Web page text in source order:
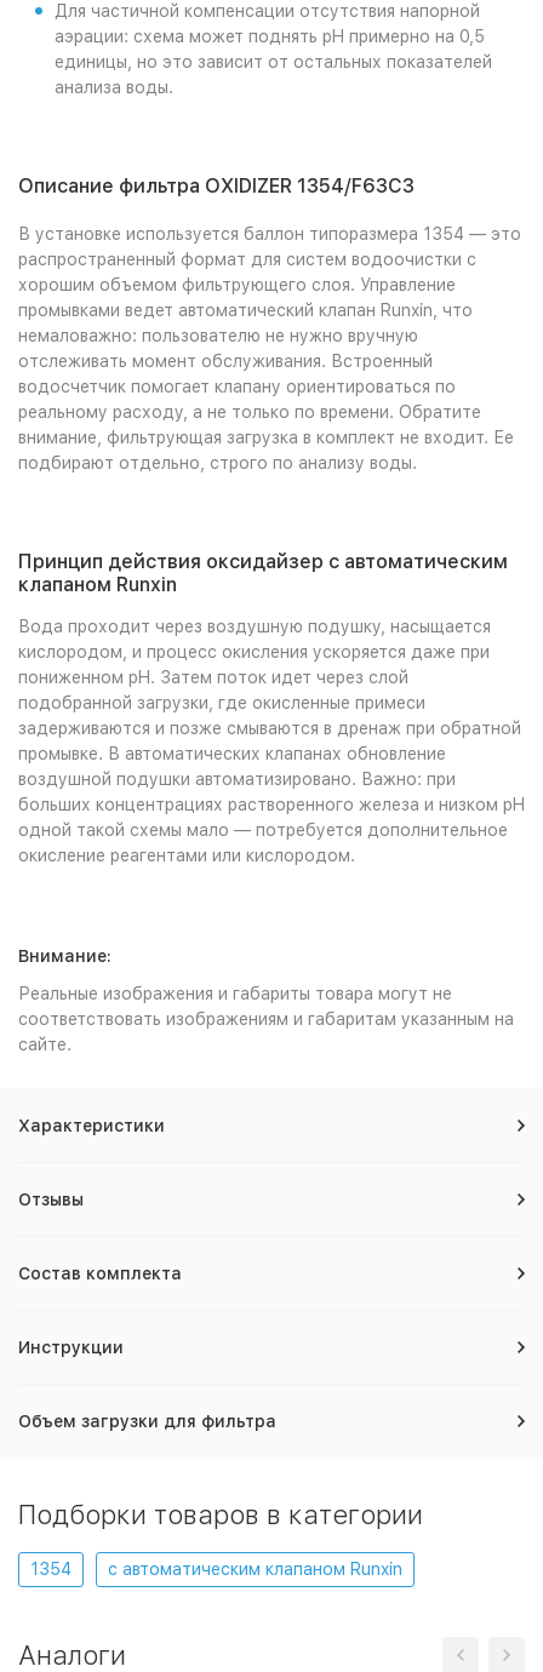
Для частичной компенсации отсутствия напорной
аэрации: схема может поднять pH примерно на 0,5
единицы, но это зависит от остальных показателей
анализа воды.
Описание фильтра OXIDIZER 1354/F63C3
В установке используется баллон типоразмера 1354 — это
распространенный формат для систем водоочистки с
хорошим объемом фильтрующего слоя. Управление
промывками ведет автоматический клапан Runxin, что
немаловажно: пользователю не нужно вручную
отслеживать момент обслуживания. Встроенный
водосчетчик помогает клапану ориентироваться по
реальному расходу, а не только по времени. Обратите
внимание, фильтрующая загрузка в комплект не входит. Ее
подбирают отдельно, строго по анализу воды.
Принцип действия оксидайзер с автоматическим
клапаном Runxin
Вода проходит через воздушную подушку, насыщается
кислородом, и процесс окисления ускоряется даже при
пониженном pH. Затем поток идет через слой
подобранной загрузки, где окисленные примеси
задерживаются и позже смываются в дренаж при обратной
промывке. В автоматических клапанах обновление
воздушной подушки автоматизировано. Важно: при
больших концентрациях растворенного железа и низком pH
одной такой схемы мало — потребуется дополнительное
окисление реагентами или кислородом.
Внимание:
Реальные изображения и габариты товара могут не
соответствовать изображениям и габаритам указанным на
сайте.
Характеристики
Отзывы
Состав комплекта
Инструкции
Объем загрузки для фильтра
Подборки товаров в категории
1354 с автоматическим клапаном Runxin
Аналоги